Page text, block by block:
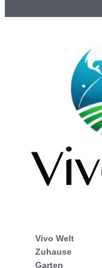
Vivo Welt
Zuhause
Garten